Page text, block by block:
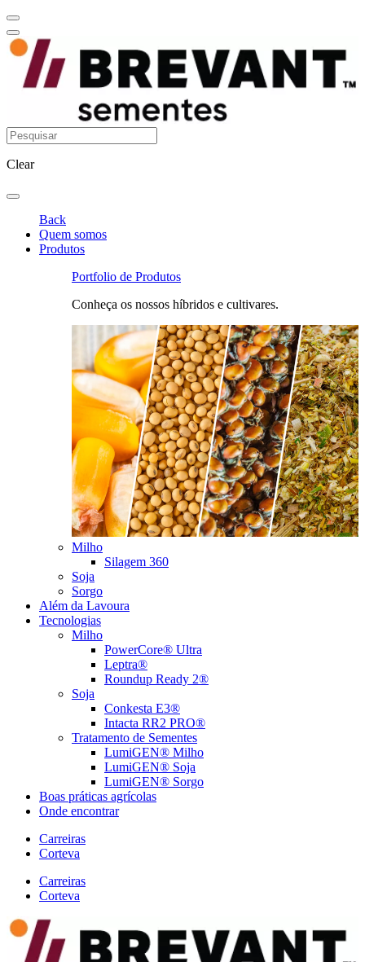
Clear
Back
Quem somos
Produtos
Portfolio de Produtos
Conheça os nossos híbridos e cultivares.
Milho
Silagem 360
Soja
Sorgo
Além da Lavoura
Tecnologias
Milho
PowerCore® Ultra
Leptra®
Roundup Ready 2®
Soja
Conkesta E3®
Intacta RR2 PRO®
Tratamento de Sementes
LumiGEN® Milho
LumiGEN® Soja
LumiGEN® Sorgo
Boas práticas agrícolas
Onde encontrar
Carreiras
Corteva
Carreiras
Corteva